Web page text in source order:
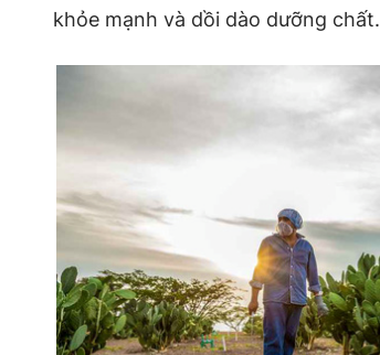
khỏe mạnh và dồi dào dưỡng chất.